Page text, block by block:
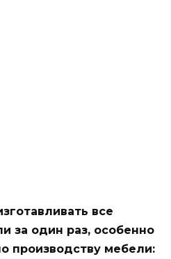
все
за один раз, особенно
производству мебели: